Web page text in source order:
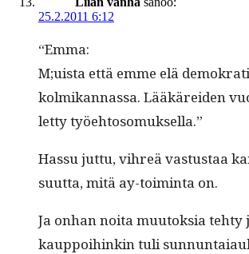
25.2.2011 6:12
“Emma:
M;uista että emme elä
kolmikan­nas­sa. Lääkärei­den
let­ty työehtosomuksella.”
Has­su jut­tu, vihreä vas­tus­taa
su­ut­ta, mitä ay-toim­inta on.
Ja onhan noi­ta muu­tok­sia tehty
kaup­poi­hinkin tuli